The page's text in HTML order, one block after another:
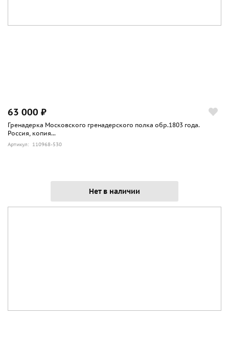
63 000 ₽
Гренадерка Московского гренадерского полка обр.1803 года.
Россия, копия...
Артикул: 110968-530
Нет в наличии